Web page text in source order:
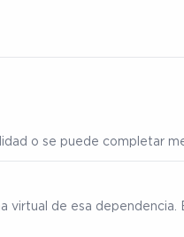
o se puede completar
de esa